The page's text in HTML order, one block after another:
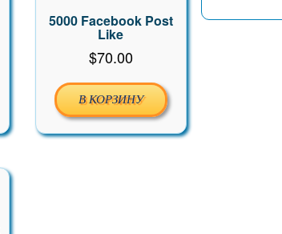
5000 Facebook Post
Like
$70.00
В КОРЗИНУ